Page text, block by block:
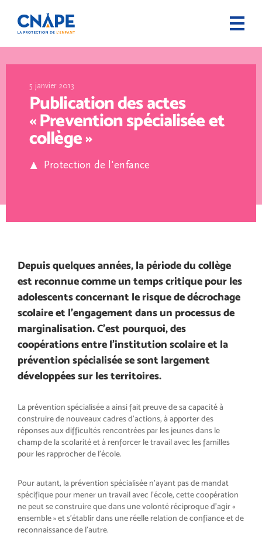
5 janvier 2013
Publication des actes
« Prevention spécialisée et
collège »
Protection de l'enfance
Depuis quelques années, la période du collège
est reconnue comme un temps critique pour les
adolescents concernant le risque de décrochage
scolaire et l’engagement dans un processus de
marginalisation. C’est pourquoi, des
coopérations entre l’institution scolaire et la
prévention spécialisée se sont largement
développées sur les territoires.
La prévention spécialisée a ainsi fait preuve de sa capacité à
construire de nouveaux cadres d’actions, à apporter des
réponses aux difficultés rencontrées par les jeunes dans le
champ de la scolarité et à renforcer le travail avec les familles
pour les rapprocher de l’école.
Pour autant, la prévention spécialisée n’ayant pas de mandat
spécifique pour mener un travail avec l’école, cette coopération
ne peut se construire que dans une volonté réciproque d’agir «
ensemble » et s’établir dans une réelle relation de confiance et de
reconnaissance de l’autre.